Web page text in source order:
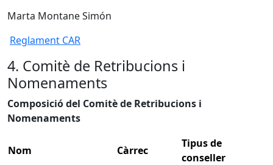
Marta Montane Simón
Reglament CAR
4. Comitè de Retribucions i
Nomenaments
Composició del Comitè de Retribucions i
Nomenaments
Nom Càrrec
Tipus de
conseller